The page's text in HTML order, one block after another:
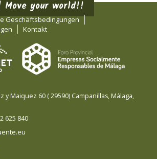
your world!!
Geschäftsbedingungen
Kontakt
y Maiquez 60 (29590) Campanillas, Málaga,
625 840